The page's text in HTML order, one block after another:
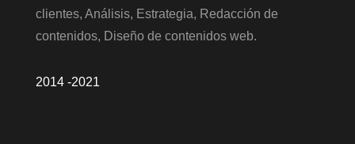
clientes, Análisis, Estrategia, Redacción de
contenidos, Diseño de contenidos web.
2014 -2021